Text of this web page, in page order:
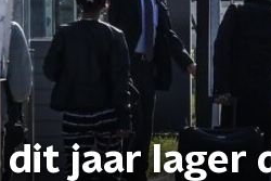
dit jaar lager